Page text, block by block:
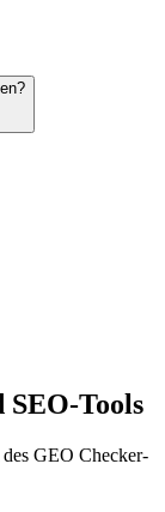
SEO-Tools
GEO Checker-